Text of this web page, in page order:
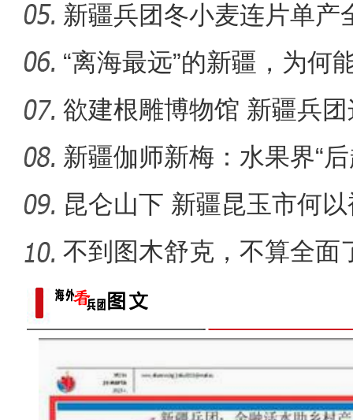
新疆阿拉尔：文旅融合
实拍新疆南部“稻蟹共生”
新疆兵团冬小麦连片单产
在？
“离海最远”的新疆，为何
欲建根雕博物馆 新疆兵
朽木？
新疆伽师新梅：水果界“
出
昆仑山下 新疆昆玉市何以
不到图木舒克，不算全面
团